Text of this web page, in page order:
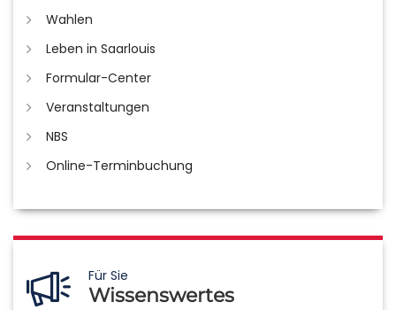
Wahlen
Leben in Saarlouis
Formular-Center
Veranstaltungen
NBS
Online-Terminbuchung
Für Sie
Wissenswertes